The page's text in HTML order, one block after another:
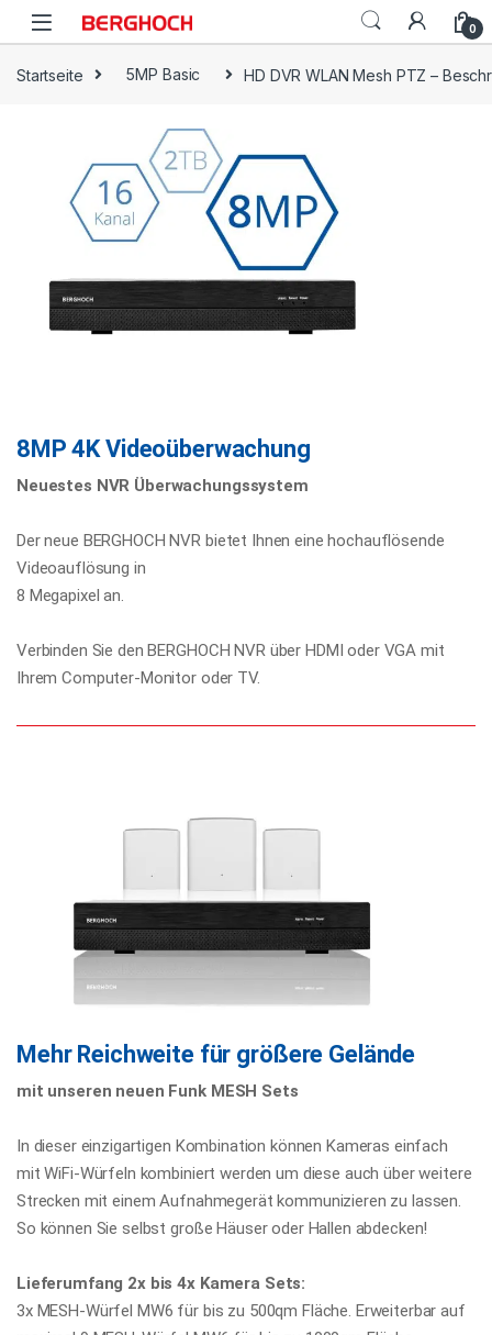
0
Startseite 5MP Basic HD DVR WLAN Mesh PTZ –
8MP 4K Videoüberwachung
Neuestes NVR Überwachungssystem
Der neue BERGHOCH NVR bietet Ihnen eine hochauflösende
Videoauflösung in
8 Megapixel an.
Verbinden Sie den BERGHOCH NVR über HDMI oder VGA mit
Ihrem Computer-Monitor oder TV.
Mehr Reichweite für größere Gelände
mit unseren neuen Funk MESH Sets
In dieser einzigartigen Kombination können Kameras einfach
mit WiFi-Würfeln kombiniert werden um diese auch über weitere
Strecken mit einem Aufnahmegerät kommunizieren zu lassen.
So können Sie selbst große Häuser oder Hallen abdecken!
Lieferumfang 2x bis 4x Kamera Sets:
3x MESH-Würfel MW6 für bis zu 500qm Fläche. Erweiterbar auf